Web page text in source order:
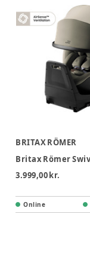
BRITAX RÖMER
3.999,00 kr.
Online